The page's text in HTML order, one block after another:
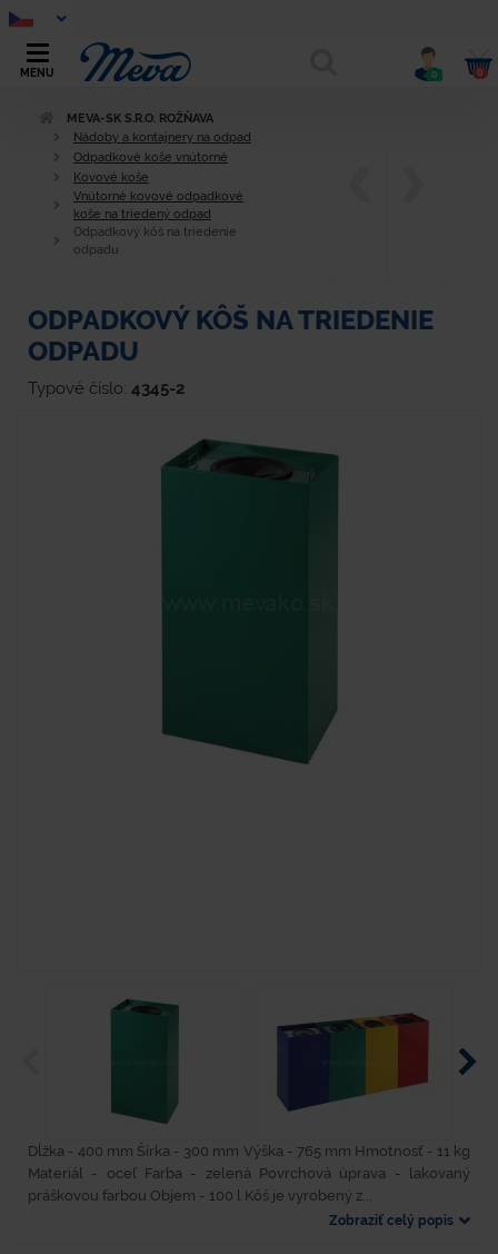
MENU 0 0
MEVA-SK S.R.O. ROŽŇAVA
Nádoby a kontajnery na odpad
Odpadkové koše vnútorné
Kovové koše
Vnútorné kovové odpadkové
koše na triedený odpad
Odpadkový kôš na triedenie
odpadu
ODPADKOVÝ KÔŠ NA TRIEDENIE
ODPADU
Typové číslo: 4345-2
Dĺžka - 400 mm Šírka - 300 mm Výška - 765 mm Hmotnosť - 11 kg
Materiál - oceľ Farba - zelená Povrchová úprava - lakovaný
práškovou farbou Objem - 100 l Kôš je vyrobený z...
Zobraziť celý popis